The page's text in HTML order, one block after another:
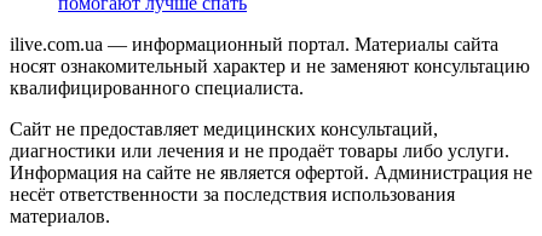
ilive.com.ua — информационный портал. Материалы сайта
носят ознакомительный характер и не заменяют консультацию
квалифицированного специалиста.
Сайт не предоставляет медицинских консультаций,
диагностики или лечения и не продаёт товары либо услуги.
Информация на сайте не является офертой. Администрация не
несёт ответственности за последствия использования
материалов.